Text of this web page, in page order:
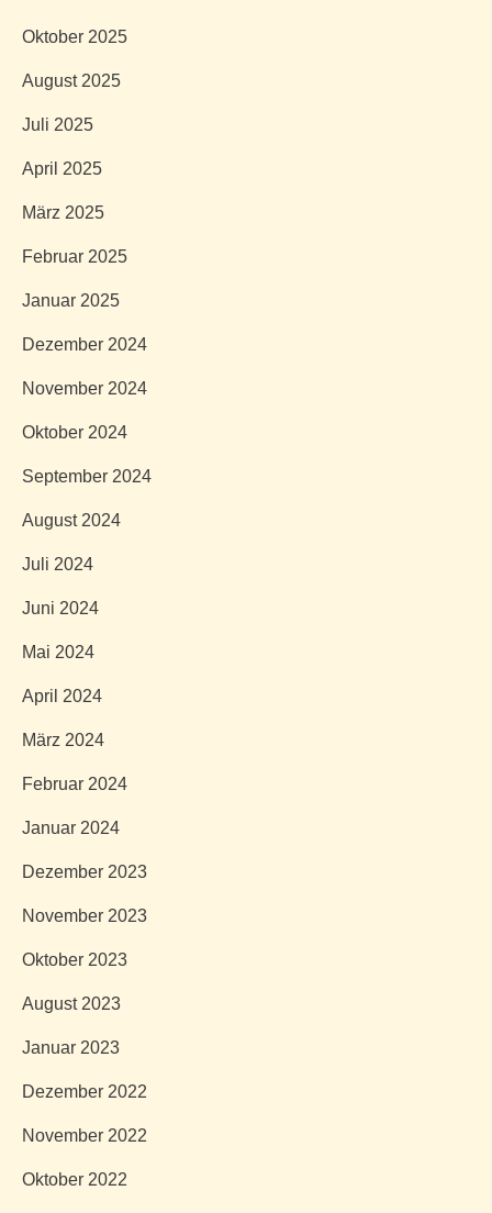
Oktober 2025
August 2025
Juli 2025
April 2025
März 2025
Februar 2025
Januar 2025
Dezember 2024
November 2024
Oktober 2024
September 2024
August 2024
Juli 2024
Juni 2024
Mai 2024
April 2024
März 2024
Februar 2024
Januar 2024
Dezember 2023
November 2023
Oktober 2023
August 2023
Januar 2023
Dezember 2022
November 2022
Oktober 2022